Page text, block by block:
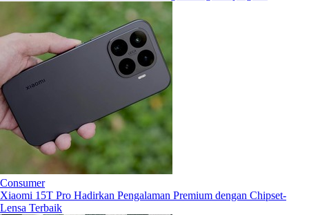
Consumer
Xiaomi 15T Pro Hadirkan Pengalaman Premium dengan Chipset-
Lensa Terbaik